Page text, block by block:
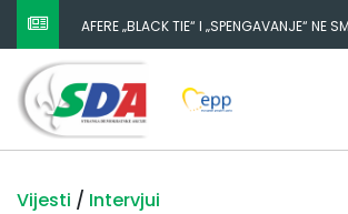
NESTANAK 780.000 EURA IZ IGMANA NE
SLUČAJNI PREVID, ODGOVORNOST
VLADA FBIH I NJENI KADROVI
Vijesti / Intervjui